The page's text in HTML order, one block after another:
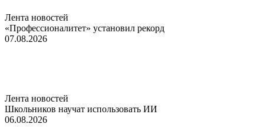
Лента новостей
«Профессионалитет» установил рекорд
07.08.2026
Лента новостей
Школьников научат использовать ИИ
06.08.2026